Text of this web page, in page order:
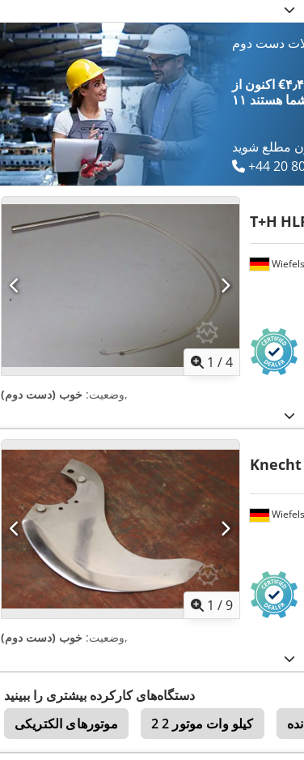
دست دوم
هستند
مطلع شوید
+44 20
1 /4
T+H
وضعیت: خوب (دست دوم) ,
1 /9
Knecht
وضعیت: خوب (دست دوم) ,
دستگاه‌های کارکرده بیشتری را ببینید
موتورهای الکتریکی
2 2 کیلو وات موتور